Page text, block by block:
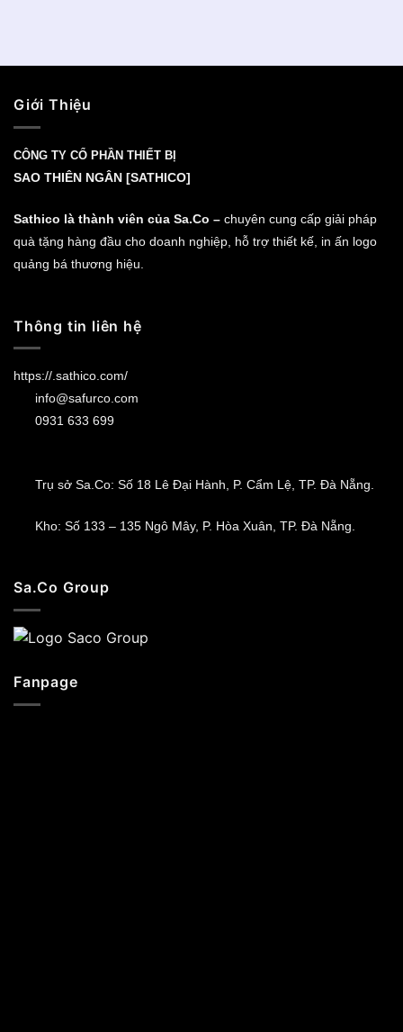
Giới Thiệu
CÔNG TY CỔ PHẦN THIẾT BỊ
SAO THIÊN NGÂN [SATHICO]
Sathico là thành viên của Sa.Co – chuyên cung cấp giải pháp
quà tặng hàng đầu cho doanh nghiệp, hỗ trợ thiết kế, in ấn logo
quảng bá thương hiệu.
Thông tin liên hệ
https://.sathico.com/
info@safurco.com
0931 633 699
Trụ sở Sa.Co: Số 18 Lê Đại Hành, P. Cẩm Lệ, TP. Đà Nẵng.
Kho: Số 133 – 135 Ngô Mây, P. Hòa Xuân, TP. Đà Nẵng.
Sa.Co Group
Fanpage